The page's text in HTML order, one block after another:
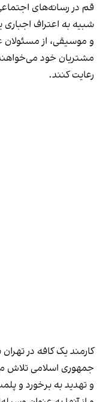
قم در رسانه‌های
شبیه به اعتراف
و موسیقی، از مسئولان
مشتریان خود
رعایت کنند.
کارمند یک کافه در
جمهوری اسلامی تلاش
و تهدید به برخورد و